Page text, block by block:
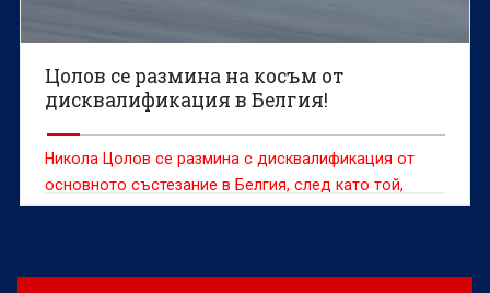
Цолов се размина на косъм от
дисквалификация в Белгия!
Никола Цолов се размина с дисквалификация от
основното състезание в Белгия, след като той,
съотборникът му в Кампос Ноел Леон и самият